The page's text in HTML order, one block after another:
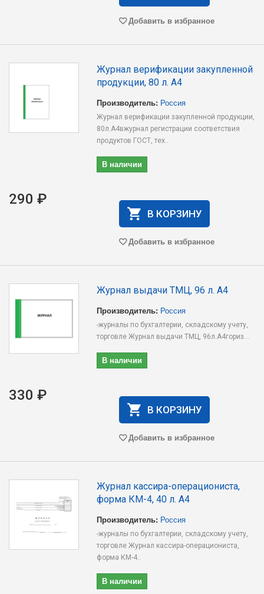
Добавить в избранное
Журнал верификации закупленной
продукции, 80 л. А4
Производитель: Россия
Журнал верификации закупленной продукции,
80л.А4вжурнал регистрации соответствия
продуктов ГОСТ, тех..
В наличии
290 ₽
В КОРЗИНУ
Добавить в избранное
Журнал выдачи ТМЦ, 96 л. А4
Производитель: Россия
-журналы по бухгалтерии, складскому учету,
торговле Журнал выдачи ТМЦ, 96л.А4гориз...
В наличии
330 ₽
В КОРЗИНУ
Добавить в избранное
Журнал кассира-операциониста,
форма КМ-4, 40 л. А4
Производитель: Россия
-журналы по бухгалтерии, складскому учету,
торговле Журнал кассира-операциониста,
форма КМ-4..
В наличии